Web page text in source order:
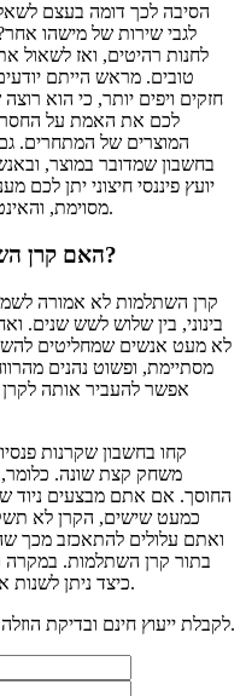
הסיבה לכך דומה בעצם
לגבי שירות של מישהו
לחנות רהיטים, ואז לשאול
טובים. מראש הייתם
חזקים ויפים יותר, כי הוא
לכם את האמת על
המוצרים של המתחרים.
בחשבון שמדובר במוצר,
יועץ פיננסי חיצוני יתן לכם
מסוימת, והאינטרס היחיד שלו בכל הסיפור הזה זה אתם.
האם קרן השתלמות יכולה לשמש כקרן פנסיה?
קרן השתלמות לא אמורה
בינוני, בין שלוש לשש שנים.
לא מעט אנשים שמחליטים
מסתיימת, ופשוט נהנים
אפשר להעביר אותה לקרן
קחו בחשבון שקרנות
משחק קצת שונה. כלומר,
החוסך. אם אתם מבצעים ניוד
כמעט שישים, הקרן לא
ואתם עלולים להתאכזב מכך
בתור קרן השתלמות. במקרה
כיצד ניתן לשנות את מסלול הקרן לאפיק בו אתם מעוניינים.
לקבלת ייעוץ חינם ובדיקת הוזלה בביטוח שלך ללא עלות, השאירו פרטים.